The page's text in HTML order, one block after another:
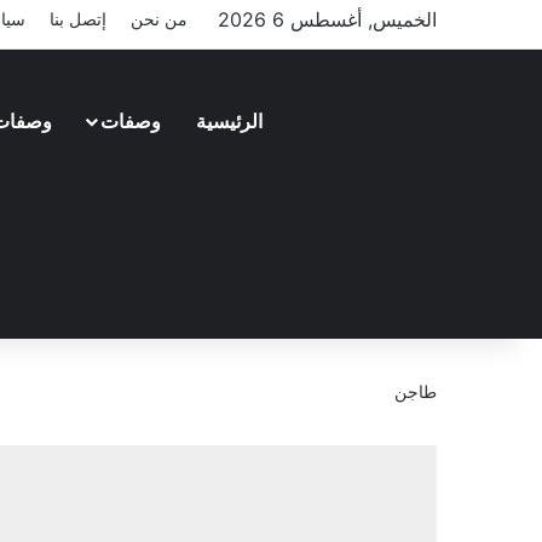
الخميس, أغسطس 6 2026 من نحن إتصل بنا
الرئيسية وصفات
طاجن